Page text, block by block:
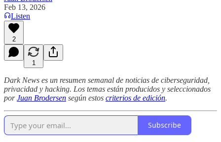
Feb 13, 2026
Listen
2
1
Dark News es un resumen semanal de noticias de ciberseguridad,
privacidad y hacking. Los temas están producidos y seleccionados
porJuan Brodersen según estos criterios de edición.
Subscribe